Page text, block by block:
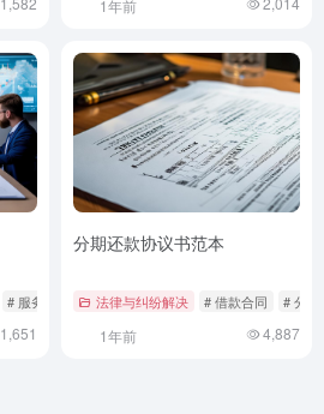
1年前
# 服务协议 # 权利义务
1,651
分期还款协议书范本
法律与纠纷解决 # 借款合同 # 分期
1年前 4,887